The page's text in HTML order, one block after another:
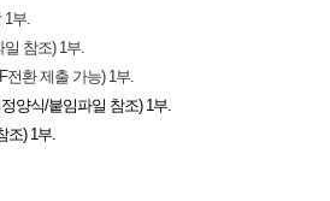
부.
참조) 1부.
환 제출 가능) 1부.
양식/붙임파일 참조) 1부.
조) 1부.